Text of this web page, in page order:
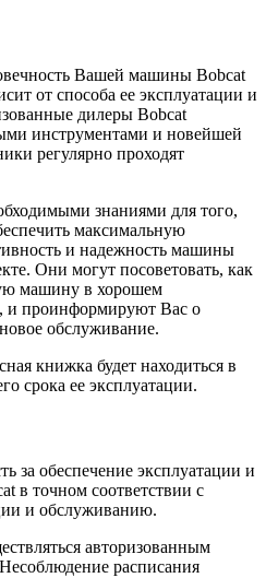
Вашей машины Bobcat
от способа ее эксплуатации и
дилеры Bobcat
инструментами и новейшей
регулярно проходят
знаниями для того,
максимальную
и надежность машины
Они могут посоветовать, как
машину в хорошем
и проинформируют Вас о
обслуживание.
книжка будет находиться в
срока ее эксплуатации.
за обеспечение эксплуатации и
в точном соответствии с
и обслуживанию.
авторизованным
расписания